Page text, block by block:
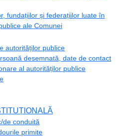
fundațiilor și federațiilor luate în
ale Comunei
autorităților publice
desemnată, date de contact
al autorităților publice
de conduită
primite